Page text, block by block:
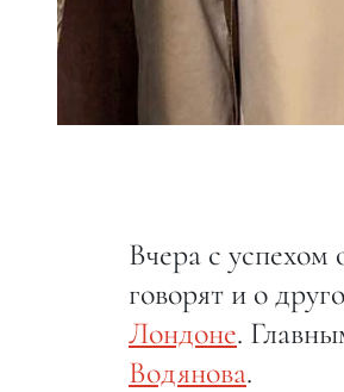
Вчера с успехом
говорят и о
Лондоне.
Водянова.